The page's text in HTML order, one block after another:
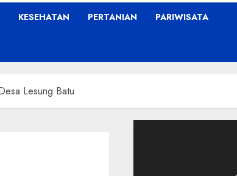
KESEHATAN PERTANIAN PARIWISATA
Lesung Batu